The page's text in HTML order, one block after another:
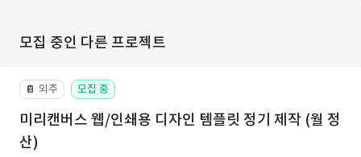
모집 중인 다른 프로젝트
📔 외주 모집 중
미리캔버스 웹/인쇄용 디자인 템플릿 정기 제작 (월 정
산)